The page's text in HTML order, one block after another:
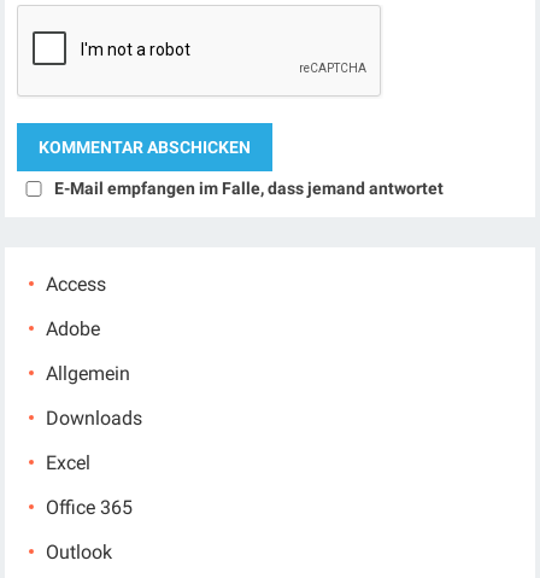
E-Mail empfangen im Falle, dass jemand antwortet
Access
Adobe
Allgemein
Downloads
Excel
Office 365
Outlook